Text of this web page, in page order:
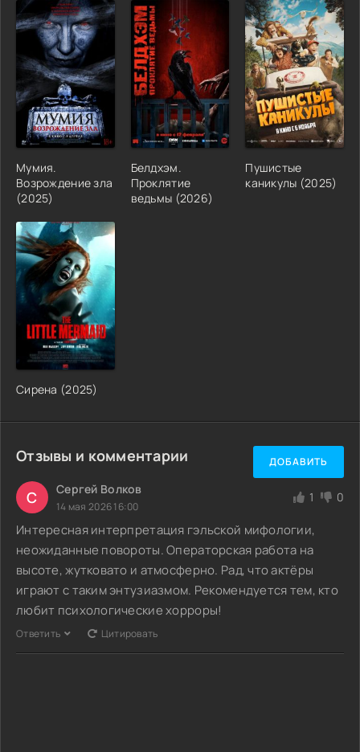
Мумия.
Возрождение зла
(2025)
Белдхэм.
Проклятие
ведьмы (2026)
Пушистые
каникулы (2025)
Сирена (2025)
Отзывы и комментарии ДОБАВИТЬ
С Сергей Волков
14 мая 2026 16:00
1 0
Интересная интерпретация гэльской мифологии,
неожиданные повороты. Операторская работа на
высоте, жутковато и атмосферно. Рад, что актёры
играют с таким энтузиазмом. Рекомендуется тем, кто
любит психологические хорроры!
Ответить Цитировать